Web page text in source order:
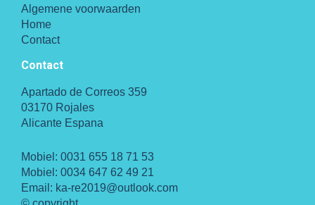
Algemene voorwaarden
Home
Contact
Contact
Apartado de Correos 359
03170 Rojales
Alicante Espana
Mobiel: 0031 655 18 71 53
Mobiel: 0034 647 62 49 21
Email: ka-re2019@outlook.com